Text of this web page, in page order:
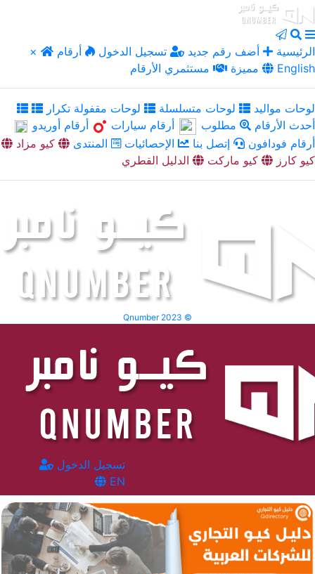
× الرئيسية أضف رقم جديد تسجيل الدخول
أرقام
مميزة
مستثمري الأرقام English
لوحات مواليد لوحات متسلسلة
لوحات مقفولة تكرار
أحدث الأرقام
مطلوب أرقام سيارات
أرقام أوريدو
أرقام فودافون
إتصل بنا الإحصائيات المنتدى
كيو مزاد
كيو كارز
كيو ماركت الدليل القطري
Qnumber 2023 ©
تسجيل الدخول
EN